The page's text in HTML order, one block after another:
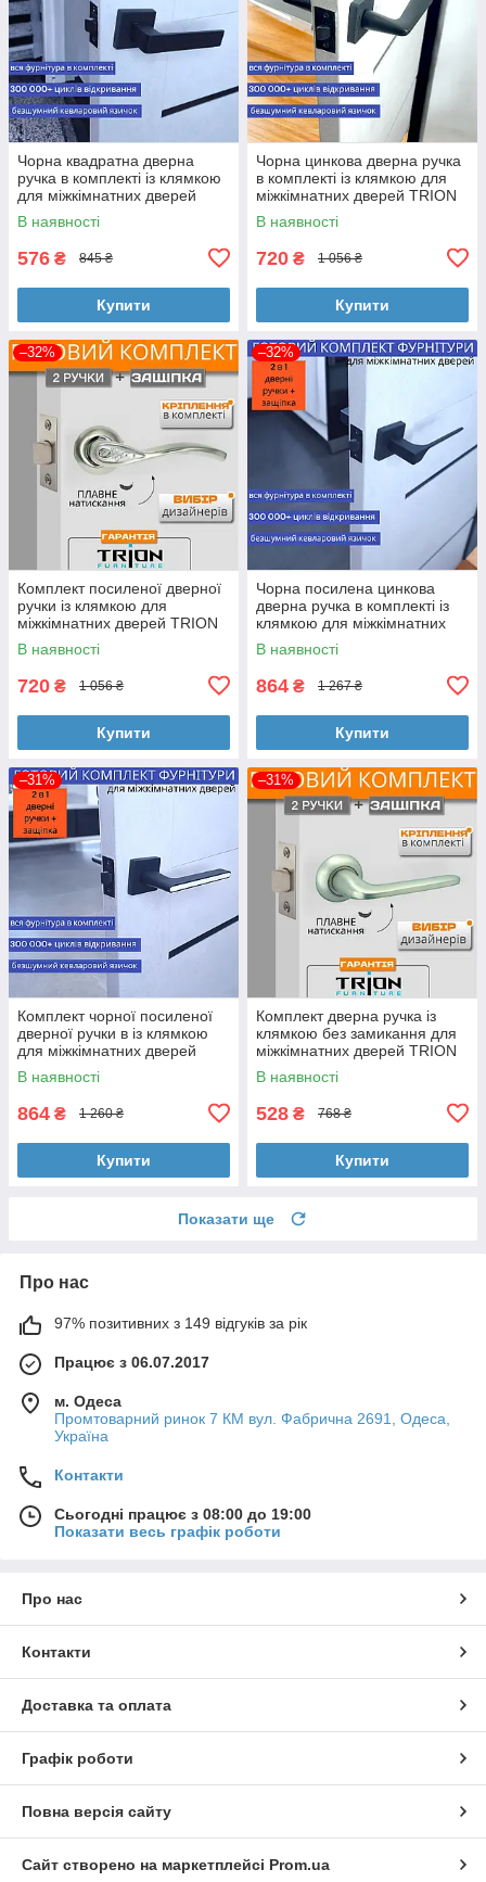
Чорна квадратна дверна
ручка в комплекті із клямкою
для міжкімнатних дверей
TRION FLASH AL-49 Black
В наявності
576 ₴ 845 ₴
Купити
Чорна цинкова дверна ручка
в комплекті із клямкою для
міжкімнатних дверей TRION
NUEVO-Z 74 MB (black)
В наявності
720 ₴ 1 056 ₴
Купити
–32%
Комплект посиленої дверної
ручки із клямкою для
міжкімнатних дверей TRION
LUCIDO Z-17 SN/CP сатин
хром
В наявності
720 ₴ 1 056 ₴
Купити
–32%
Чорна посилена цинкова
дверна ручка в комплекті із
клямкою для міжкімнатних
дверей TRION CAPRI-Z 49
Black
В наявності
864 ₴ 1 267 ₴
Купити
–31%
Комплект чорної посиленої
дверної ручки в із клямкою
для міжкімнатних дверей
TRION RADIANT Z-49
BLACK/White
В наявності
864 ₴ 1 260 ₴
Купити
–31%
Комплект дверна ручка із
клямкою без замикання для
міжкімнатних дверей TRION
STRONG AL- 47 MSN
матовий хром
В наявності
528 ₴ 768 ₴
Купити
Показати ще
Про нас
97% позитивних з 149 відгуків за рік
Працює з 06.07.2017
м. Одеса
Промтоварний ринок 7 КМ вул. Фабрична 2691, Одеса,
Україна
Контакти
Сьогодні працює з 08:00 до 19:00
Показати весь графік роботи
Про нас
Контакти
Доставка та оплата
Графік роботи
Повна версія сайту
Сайт створено на маркетплейсі Prom.ua